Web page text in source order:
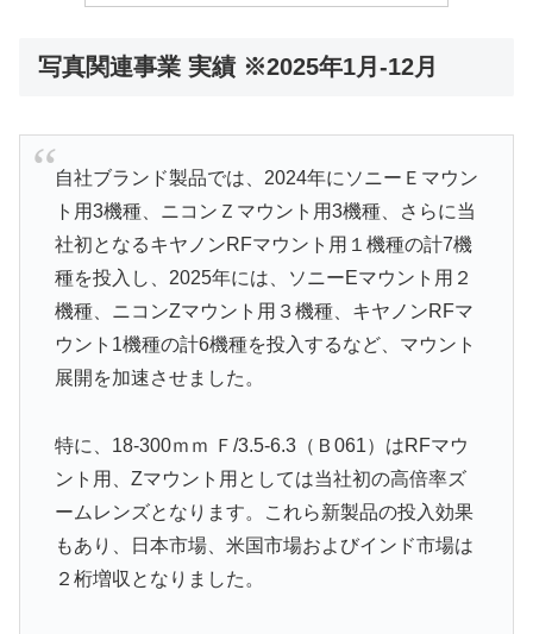
写真関連事業 実績 ※2025年1月-12月
自社ブランド製品では、2024年にソニーＥマウン
ト用3機種、ニコンＺマウント用3機種、さらに当
社初となるキヤノンRFマウント用１機種の計7機
種を投入し、2025年には、ソニーEマウント用２
機種、ニコンZマウント用３機種、キヤノンRFマ
ウント1機種の計6機種を投入するなど、マウント
展開を加速させました。
特に、18-300ｍｍ Ｆ/3.5-6.3（Ｂ061）はRFマウ
ント用、Zマウント用としては当社初の高倍率ズ
ームレンズとなります。これら新製品の投入効果
もあり、日本市場、米国市場およびインド市場は
２桁増収となりました。